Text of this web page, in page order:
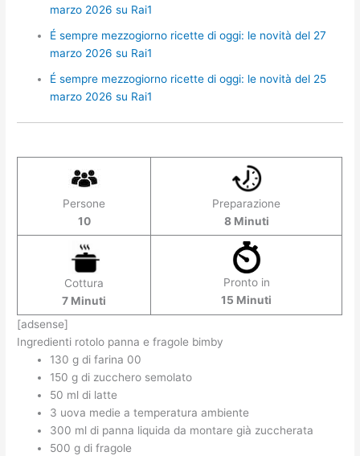
marzo 2026 su Rai1
É sempre mezzogiorno ricette di oggi: le novità del 27
marzo 2026 su Rai1
É sempre mezzogiorno ricette di oggi: le novità del 25
marzo 2026 su Rai1
Persone
10
Preparazione
8 Minuti
Cottura
7 Minuti
Pronto in
15 Minuti
[adsense]
Ingredienti rotolo panna e fragole bimby
130 g di farina 00
150 g di zucchero semolato
50 ml di latte
3 uova medie a temperatura ambiente
300 ml di panna liquida da montare già zuccherata
500 g di fragole